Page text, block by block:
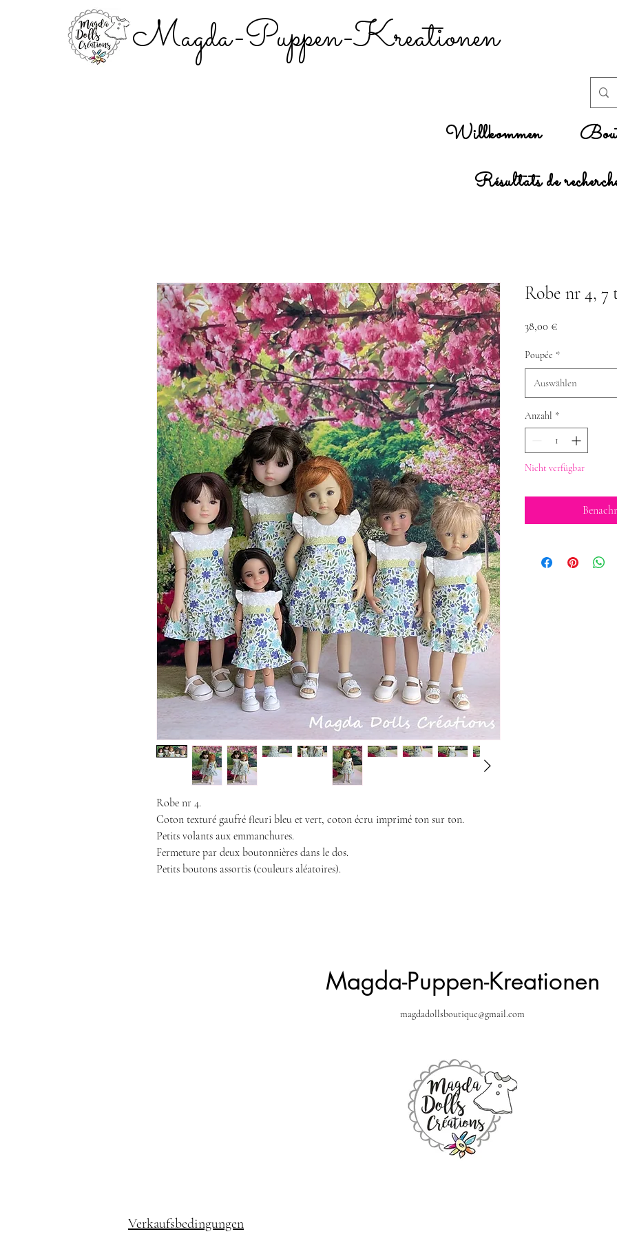
Magda-Puppen-Kreationen
Willkommen
Résultats de
Robe nr 4.
Coton texturé gaufré fleuri bleu et vert, coton écru imprimé ton sur ton.
Petits volants aux emmanchures.
Fermeture par deux boutonnières dans le dos.
Petits boutons assortis (couleurs aléatoires).
Robe nr 4, 7
38,00 €Preis
Poupée *
Auswählen
Anzahl *
Nicht verfügbar
Magda-Puppen-Kreationen
magdadollsboutique@gmail.com
Verkaufsbedingungen